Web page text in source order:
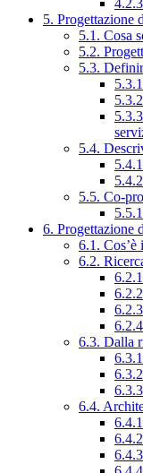
5. Progettazione
5.1. Cosa
5.2.
5.3.
5.4.
5.5. Co-
6. Progettazione
6.1. Cos’è
6.2.
6.3. Dalla
6.4.